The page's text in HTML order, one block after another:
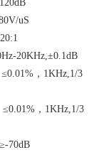
uS
20KHz,±0.1dB
，1KHz,1/3
，1KHz,1/3